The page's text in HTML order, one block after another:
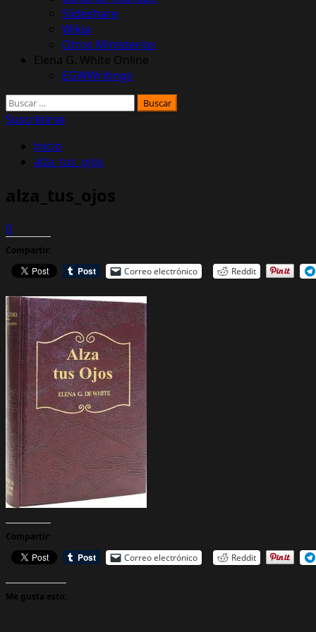
Slideshare
Wikia
Otros Ministerios
Elena G. White Online
EGWWritings
Buscar:
Suscribirse
Inicio
alza_tus_ojos
alza_tus_ojos
0
Compartir:
Correo electrónico
Reddit
Compartir:
Correo electrónico
Reddit
Me gusta esto: